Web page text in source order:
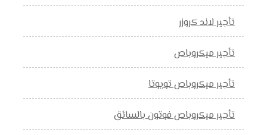
تأجير لاند كروزر
تأجير ميكروباص
تأجير ميكروباص تويوتا
تأجير ميكروباص فوتون بالسائق